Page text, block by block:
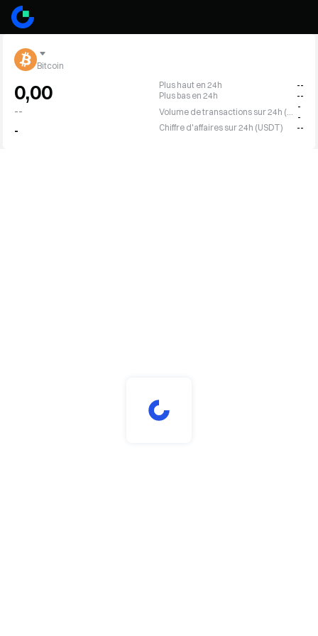
Bitcoin
0,00
--
-
Plus haut en 24h
--
Plus bas en 24h
--
-
-
Chiffre d'affaires sur 24h (USDT)
--